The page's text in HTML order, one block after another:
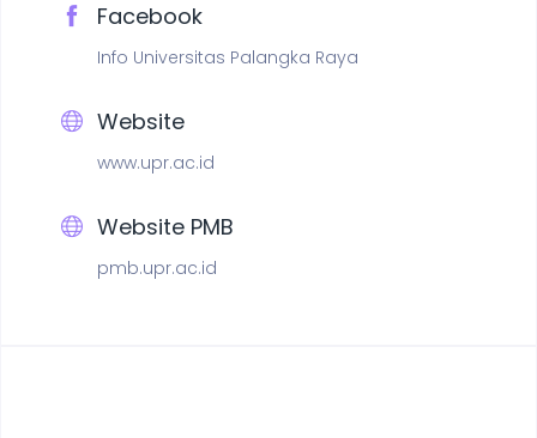
Facebook
Info Universitas Palangka Raya
Website
www.upr.ac.id
Website PMB
pmb.upr.ac.id